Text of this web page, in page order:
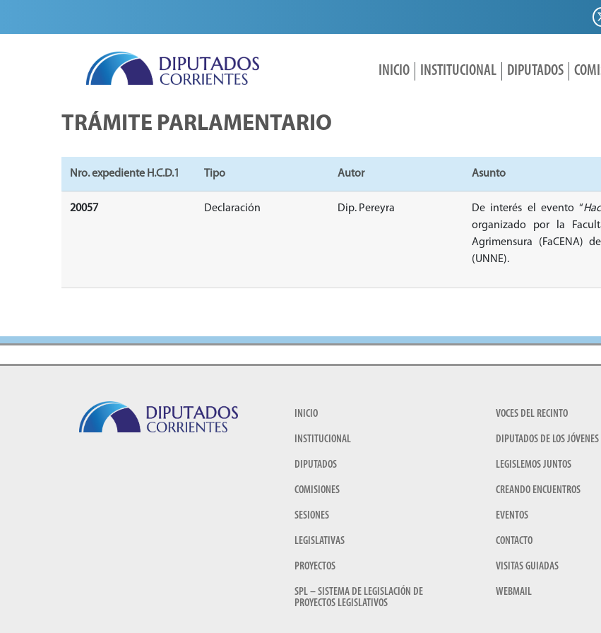
INICIO INSTITUCIONAL DIPUTADOS
TRÁMITE PARLAMENTARIO
Nro. expediente H.C.D.1 Tipo Autor Asunto
20057 Declaración Dip. Pereyra De interés el evento “
organizado por la
Agrimensura (FaCENA)
(UNNE).
INICIO
INSTITUCIONAL
DIPUTADOS
COMISIONES
SESIONES
LEGISLATIVAS
PROYECTOS
SPL – SISTEMA DE LEGISLACIÓN DE
PROYECTOS LEGISLATIVOS
VOCES DEL RECINTO
DIPUTADOS DE LOS JÓVENES
LEGISLEMOS JUNTOS
CREANDO ENCUENTROS
EVENTOS
CONTACTO
VISITAS GUIADAS
WEBMAIL